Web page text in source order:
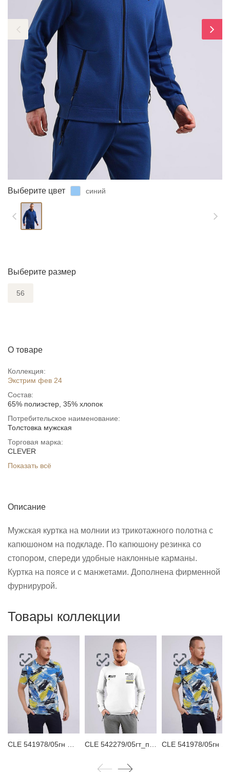
Выберите цвет синий
Выберите размер
56
О товаре
Коллекция:
Экстрим фев 24
Состав:
65% полиэстер, 35% хлопок
Потребительское наименование:
Толстовка мужская
Торговая марка:
CLEVER
Показать всё
Описание
Мужская куртка на молнии из трикотажного полотна с
капюшоном на подкладе. По капюшону резинка со
стопором, спереди удобные наклонные карманы.
Куртка на поясе и с манжетами. Дополнена фирменной
фурнирурой.
Товары коллекции